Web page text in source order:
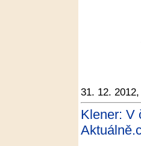
31. 12.
Klener: V